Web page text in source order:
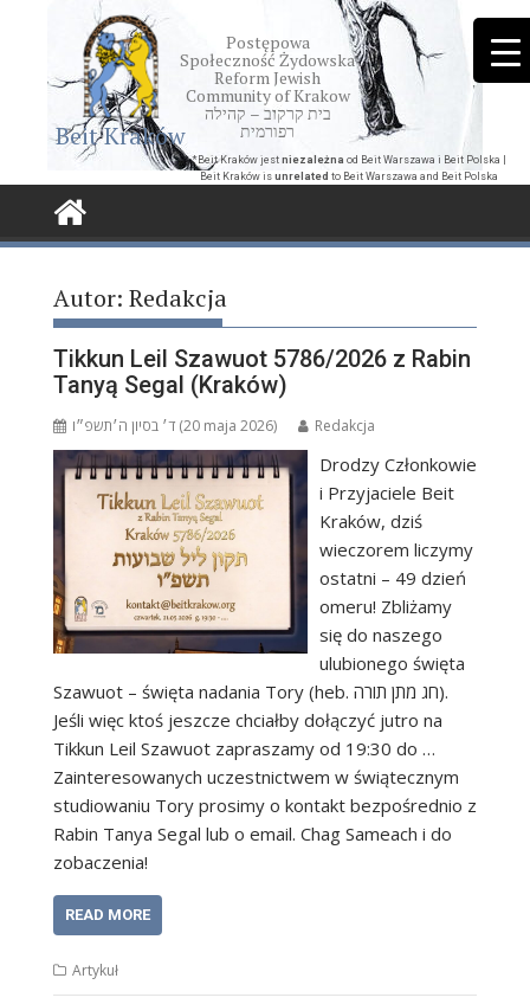
Beit Kraków
Postępowa
Społeczność Żydowska
Reform Jewish
Community of Krakow
בית קרקוב – קהילה
רפורמית
*Beit Kraków jest niezależna od Beit Warszawa i Beit Polska |
Beit Kraków is unrelated to Beit Warszawa and Beit Polska
Autor: Redakcja
Tikkun Leil Szawuot 5786/2026 z Rabin
Tanyą Segal (Kraków)
ד׳ בסיון ה׳תשפ״ו (20 maja 2026) Redakcja
Drodzy Członkowie
i Przyjaciele Beit
Kraków, dziś
wieczorem liczymy
ostatni – 49 dzień
omeru! Zbliżamy
się do naszego
ulubionego święta
Szawuot – święta nadania Tory (heb. חג מתן תורה).
Jeśli więc ktoś jeszcze chciałby dołączyć jutro na
Tikkun Leil Szawuot zapraszamy od 19:30 do …
Zainteresowanych uczestnictwem w świątecznym
studiowaniu Tory prosimy o kontakt bezpośrednio z
Rabin Tanya Segal lub o email. Chag Sameach i do
zobaczenia!
READ MORE
Artykuł